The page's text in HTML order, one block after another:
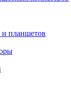
планшетов